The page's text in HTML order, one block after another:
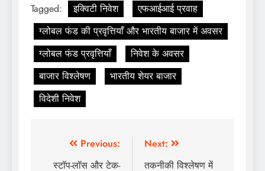
Tagged: इक्विटी निवेश
एफआईआई प्रवाह
ग्लोबल फंड की प्रवृत्तियाँ और भारतीय बाजार में अवसर
ग्लोबल फंड प्रवृत्तियाँ
निवेश के अवसर
बाजार विश्लेषण
भारतीय शेयर बाजार
विदेशी निवेश
Previous:
स्टॉप-लॉस और टेक-
Next:
तकनीकी विश्लेषण में